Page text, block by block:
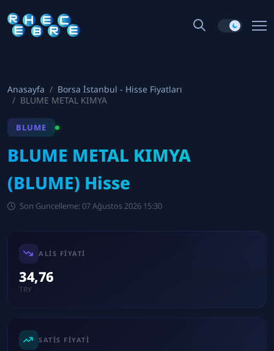
Anasayfa
Borsa İstanbul - Hisse Fiyatları
BLUME METAL KIMYA
BLUME
BLUME METAL KIMYA
(BLUME) Hisse
Son Guncelleme: 07 Ağustos 2026 15:30
ALIS FIYATI
34,76
TRY
SATIS FIYATI